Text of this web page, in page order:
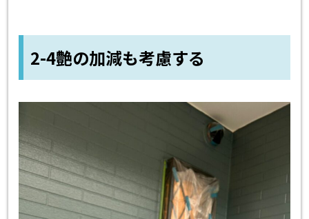
2-4艶の加減も考慮する